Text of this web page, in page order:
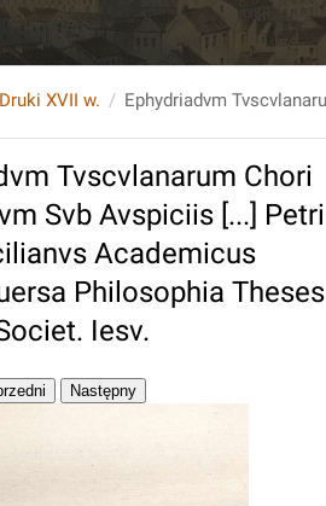
Druki XVII w.
Tvscvlanarum Chori
Svb Avspiciis [...] Petri
Academicus
Philosophia Theses
Iesv.